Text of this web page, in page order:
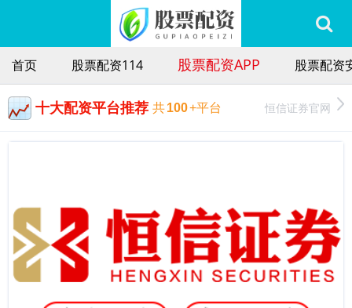
首页 股票配资114 股票配资APP 股票配资
十大配资平台推荐 共100+平台 恒信证券官网